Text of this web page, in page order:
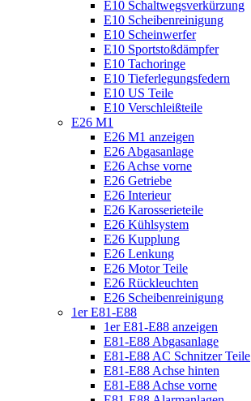
E10 Schaltwegsverkürzung
E10 Scheibenreinigung
E10 Scheinwerfer
E10 Sportstoßdämpfer
E10 Tachoringe
E10 Tieferlegungsfedern
E10 US Teile
E10 Verschleißteile
E26 M1
E26 M1 anzeigen
E26 Abgasanlage
E26 Achse vorne
E26 Getriebe
E26 Interieur
E26 Karosserieteile
E26 Kühlsystem
E26 Kupplung
E26 Lenkung
E26 Motor Teile
E26 Rückleuchten
E26 Scheibenreinigung
1er E81-E88
1er E81-E88 anzeigen
E81-E88 Abgasanlage
E81-E88 AC Schnitzer Teile
E81-E88 Achse hinten
E81-E88 Achse vorne